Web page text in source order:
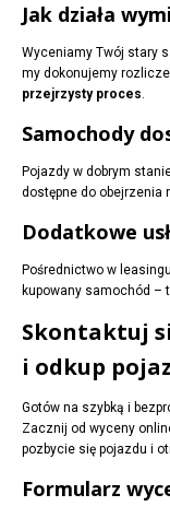
Jak działa
Wyceniamy Twój stary
my dokonujemy
przejrzysty proces.
Samochody
Pojazdy w dobrym
dostępne do obejrzenia
Dodatkowe
Pośrednictwo w
kupowany samochód –
Skontaktuj
i odkup
Gotów na szybką i
Zacznij od wyceny
pozbycie się pojazdu i
Formularz